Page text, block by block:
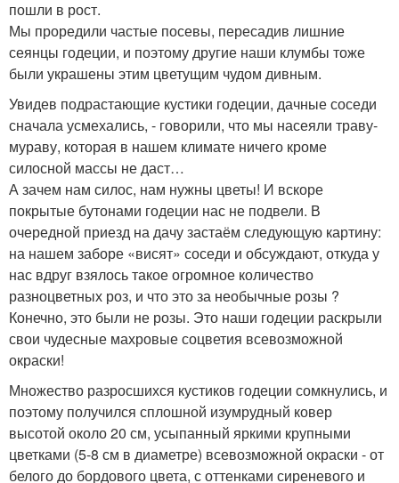
пошли в рост.
Мы проредили частые посевы, пересадив лишние
сеянцы годеции, и поэтому другие наши клумбы тоже
были украшены этим цветущим чудом дивным.
Увидев подрастающие кустики годеции, дачные соседи
сначала усмехались, - говорили, что мы насеяли траву-
мураву, которая в нашем климате ничего кроме
силосной массы не даст…
А зачем нам силос, нам нужны цветы! И вскоре
покрытые бутонами годеции нас не подвели. В
очередной приезд на дачу застаём следующую картину:
на нашем заборе «висят» соседи и обсуждают, откуда у
нас вдруг взялось такое огромное количество
разноцветных роз, и что это за необычные розы ?
Конечно, это были не розы. Это наши годеции раскрыли
свои чудесные махровые соцветия всевозможной
окраски!
Множество разросшихся кустиков годеции сомкнулись, и
поэтому получился сплошной изумрудный ковер
высотой около 20 см, усыпанный яркими крупными
цветками (5-8 см в диаметре) всевозможной окраски - от
белого до бордового цвета, с оттенками сиреневого и